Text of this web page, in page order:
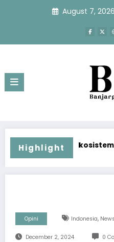
August 7, 2026
Highlight
Media Digital Nasional
Opini Indonesia, News
December 2, 2024 0